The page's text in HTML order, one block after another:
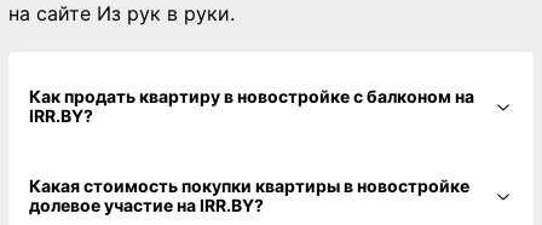
на сайте Из рук в руки.
Как продать квартиру в новостройке с балконом на
IRR.BY?
Какая стоимость покупки квартиры в новостройке
долевое участие на IRR.BY?